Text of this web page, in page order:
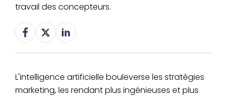
travail des concepteurs.
L'intelligence artificielle bouleverse les stratégies
marketing, les rendant plus ingénieuses et plus